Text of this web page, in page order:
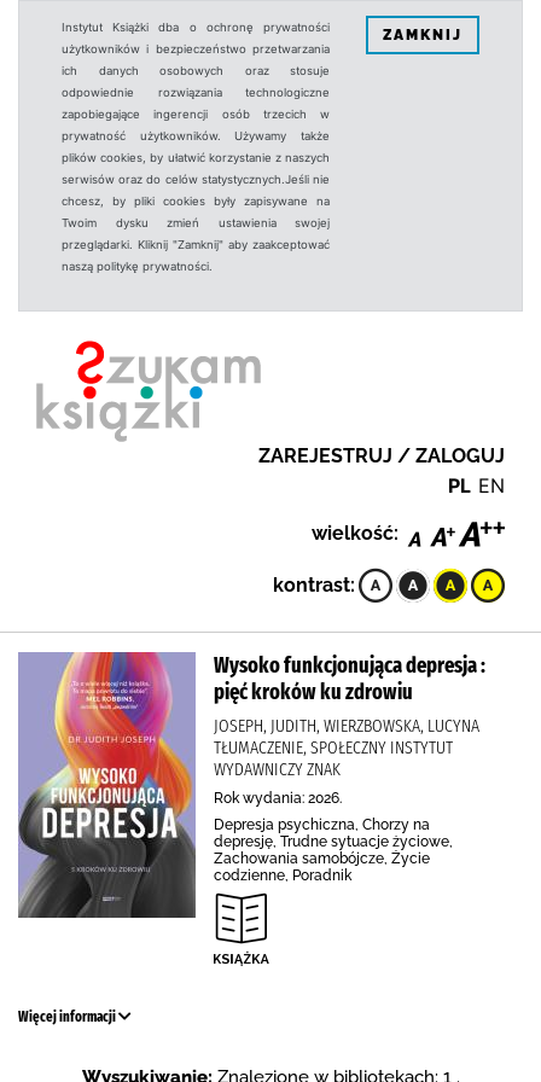
Instytut Książki dba o ochronę prywatności
użytkowników i bezpieczeństwo przetwarzania
ich danych osobowych oraz stosuje
odpowiednie rozwiązania technologiczne
zapobiegające ingerencji osób trzecich w
prywatność użytkowników. Używamy także
plików cookies, by ułatwić korzystanie z naszych
serwisów oraz do celów statystycznych.Jeśli nie
chcesz, by pliki cookies były zapisywane na
Twoim dysku zmień ustawienia swojej
przeglądarki. Kliknij "Zamknij" aby zaakceptować
naszą politykę prywatności.
ZAMKNIJ
ZAREJESTRUJ / ZALOGUJ
PL EN
wielkość:
kontrast:
Wysoko funkcjonująca depresja :
pięć kroków ku zdrowiu
JOSEPH, JUDITH, WIERZBOWSKA, LUCYNA
TŁUMACZENIE, SPOŁECZNY INSTYTUT
WYDAWNICZY ZNAK
Rok wydania: 2026.
Depresja psychiczna, Chorzy na
depresję, Trudne sytuacje życiowe,
Zachowania samobójcze, Życie
codzienne, Poradnik
Więcej informacji
Wyszukiwanie: Znalezione w bibliotekach: 1 .